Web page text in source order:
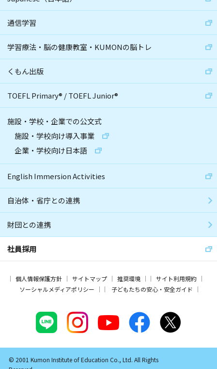
通信学習
学習療法・脳の健康教室・KUMONの脳トレ
くもん出版
TOEFL Primary® /TOEFL Junior®
施設・学校・企業での公文式
施設・学校向け導入事業
企業・学校向け日本語
English Immersion Activities
自治体・省庁との連携
財団との連携
社員採用
個人情報保護方針 サイトマップ 推奨環境
サイト利用規約
ソーシャルメディアポリシー
子どもたちの安心・安全ガイド
© 2001 Kumon Institute of Education Co., Ltd. All Rights